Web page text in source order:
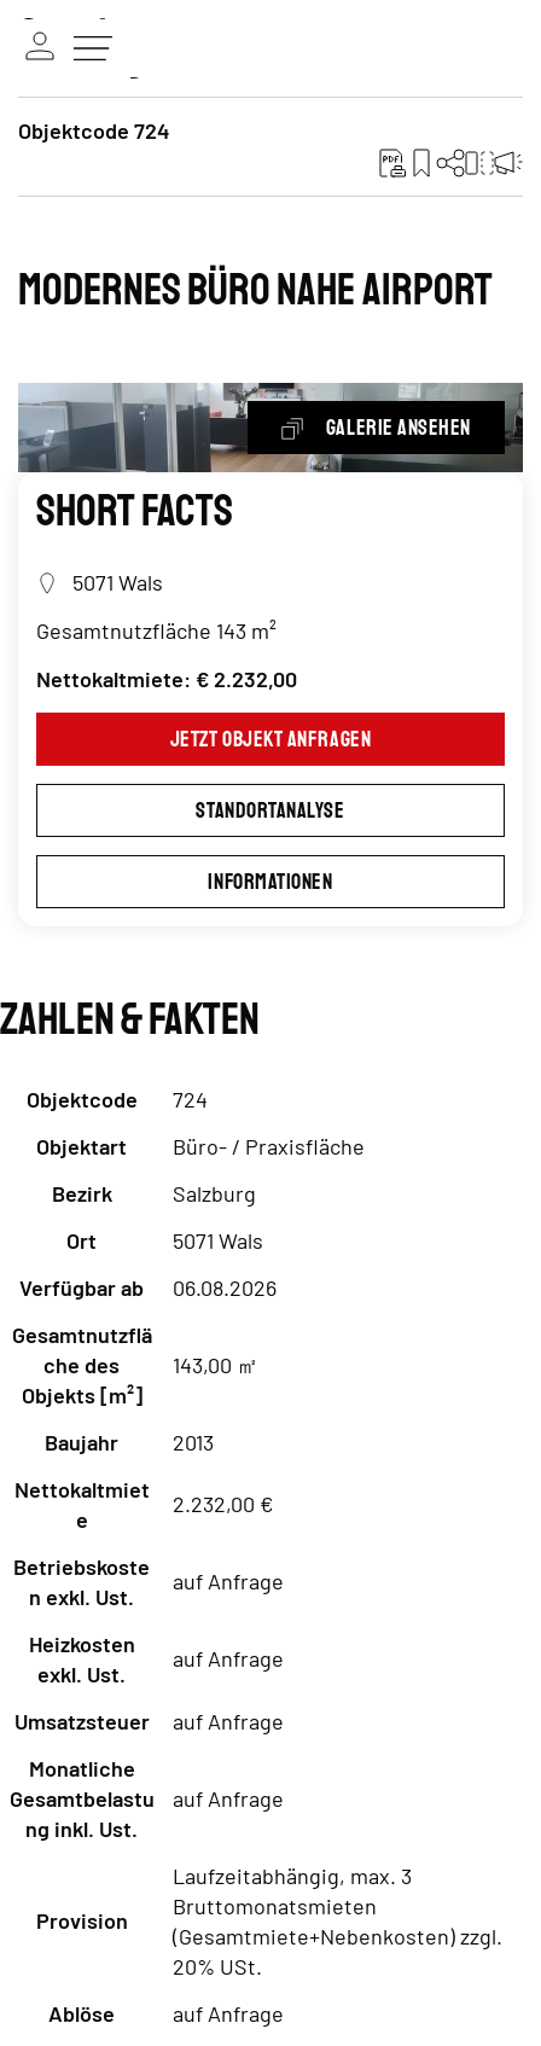
Objektcode 724
Modernes Büro Nahe Airport
Galerie ansehen
Short Facts
5071 Wals
Gesamtnutzfläche 143 m²
Nettokaltmiete: € 2.232,00
Jetzt Objekt anfragen
Standortanalyse
Informationen
Zahlen & Fakten
Objektcode
724
Objektart
Büro- / Praxisfläche
Bezirk
Salzburg
Ort
5071 Wals
Verfügbar ab
06.08.2026
Gesamtnutzflä
che des
Objekts [m²]
143,00 ㎡
Baujahr
2013
Nettokaltmiet
e
2.232,00 €
Betriebskoste
n exkl. Ust.
auf Anfrage
Heizkosten
exkl. Ust.
auf Anfrage
Umsatzsteuer
auf Anfrage
Monatliche
Gesamtbelastu
ng inkl. Ust.
auf Anfrage
Provision
Laufzeitabhängig, max. 3
Bruttomonatsmieten
(Gesamtmiete+Nebenkosten) zzgl.
20% USt.
Ablöse
auf Anfrage